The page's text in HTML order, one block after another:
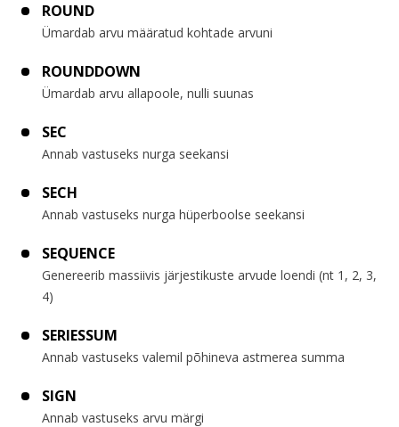
ROUND
Ümardab arvu määratud kohtade arvuni
ROUNDDOWN
Ümardab arvu allapoole, nulli suunas
SEC
Annab vastuseks nurga seekansi
SECH
Annab vastuseks nurga hüperboolse seekansi
SEQUENCE
Genereerib massiivis järjestikuste arvude loendi (nt 1, 2, 3,
4)
SERIESSUM
Annab vastuseks valemil põhineva astmerea summa
SIGN
Annab vastuseks arvu märgi